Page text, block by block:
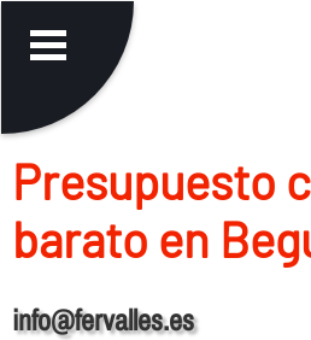
Presupuesto
barato en
info@fervalles.es